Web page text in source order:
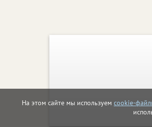
На этом сайте мы используем cookie-